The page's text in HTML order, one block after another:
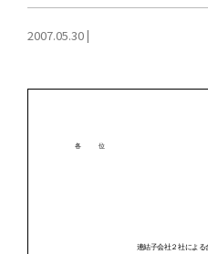
2007.05.30|